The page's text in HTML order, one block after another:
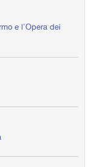
e l'Opera dei